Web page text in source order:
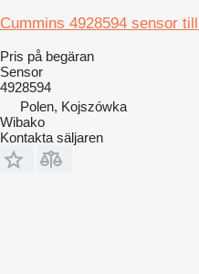
Cummins 4928594 sensor
Pris på begäran
Sensor
4928594
Polen, Kojszówka
Wibako
Kontakta säljaren